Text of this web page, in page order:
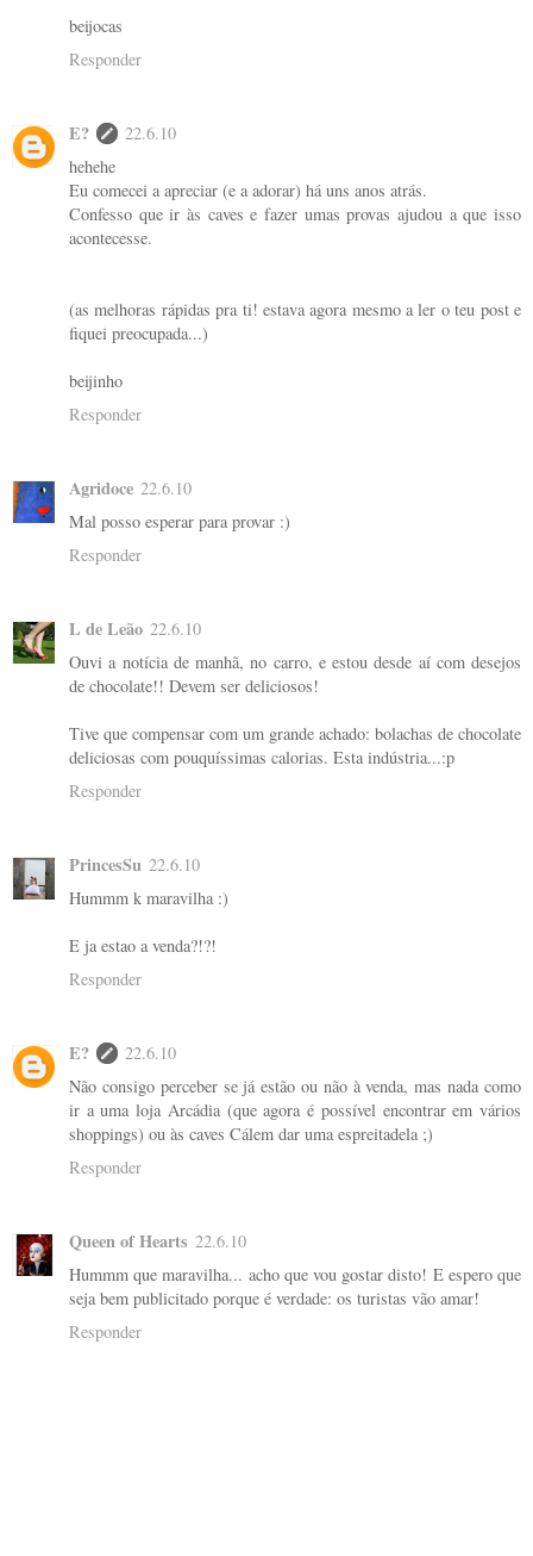
beijocas
Responder
E?
22.6.10
hehehe
Eu comecei a apreciar (e a adorar) há uns anos atrás.
Confesso que ir às caves e fazer umas provas ajudou a que isso
acontecesse.
(as melhoras rápidas pra ti! estava agora mesmo a ler o teu post e
fiquei preocupada...)
beijinho
Responder
Agridoce 22.6.10
Mal posso esperar para provar :)
Responder
L de Leão 22.6.10
Ouvi a notícia de manhã, no carro, e estou desde aí com desejos
de chocolate!! Devem ser deliciosos!
Tive que compensar com um grande achado: bolachas de chocolate
deliciosas com pouquíssimas calorias. Esta indústria...:p
Responder
PrincesSu 22.6.10
Hummm k maravilha :)
E ja estao a venda?!?!
Responder
E?
22.6.10
Não consigo perceber se já estão ou não à venda, mas nada como
ir a uma loja Arcádia (que agora é possível encontrar em vários
shoppings) ou às caves Cálem dar uma espreitadela ;)
Responder
Queen of Hearts 22.6.10
Hummm que maravilha... acho que vou gostar disto! E espero que
seja bem publicitado porque é verdade: os turistas vão amar!
Responder